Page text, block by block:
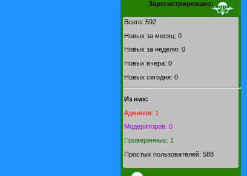
Зарегистрировано:
Всего: 592
Новых за месяц: 0
Новых за неделю: 0
Новых вчера: 0
Новых сегодня: 0
Из них:
Админов: 1
Модераторов: 0
Проверенных: 1
Простых пользователей: 588